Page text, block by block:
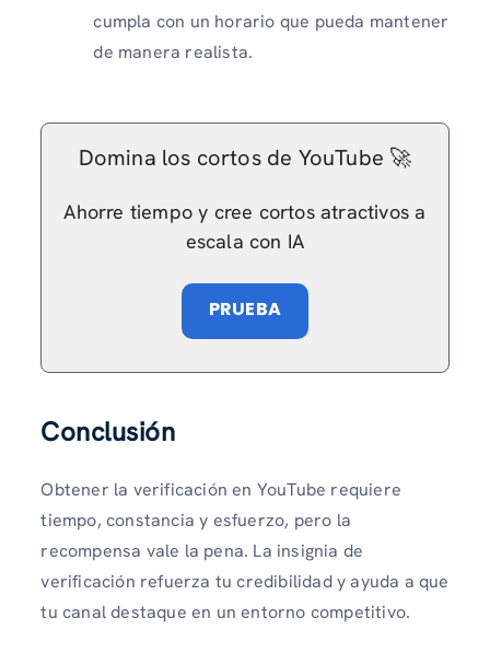
cumpla con un horario que pueda mantener
de manera realista.
Domina los cortos de YouTube 🚀
Ahorre tiempo y cree cortos atractivos a
escala con IA
PRUEBA
Conclusión
Obtener la verificación en YouTube requiere
tiempo, constancia y esfuerzo, pero la
recompensa vale la pena. La insignia de
verificación refuerza tu credibilidad y ayuda a que
tu canal destaque en un entorno competitivo.